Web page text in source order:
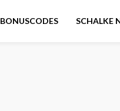
BONUSCODES SCHALKE